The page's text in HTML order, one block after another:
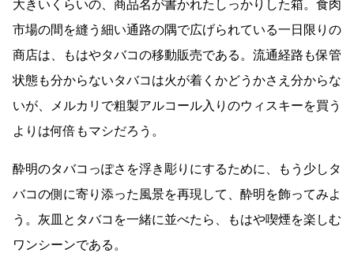
大きいくらいの、商品名が書かれたしっかりした箱。食肉
市場の間を縫う細い通路の隅で広げられている一日限りの
商店は、もはやタバコの移動販売である。流通経路も保管
状態も分からないタバコは火が着くかどうかさえ分からな
いが、メルカリで粗製アルコール入りのウィスキーを買う
よりは何倍もマシだろう。
酔明のタバコっぽさを浮き彫りにするために、もう少しタ
バコの側に寄り添った風景を再現して、酔明を飾ってみよ
う。灰皿とタバコを一緒に並べたら、もはや喫煙を楽しむ
ワンシーンである。